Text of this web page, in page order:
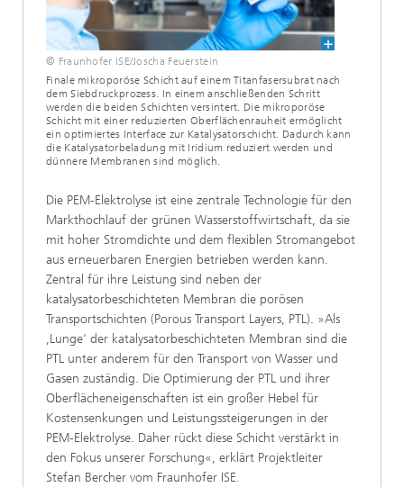
© Fraunhofer ISE/Joscha Feuerstein
Finale mikroporöse Schicht auf einem Titanfasersubrat nach
dem Siebdruckprozess. In einem anschließenden Schritt
werden die beiden Schichten versintert. Die mikroporöse
Schicht mit einer reduzierten Oberflächenrauheit ermöglicht
ein optimiertes Interface zur Katalysatorschicht. Dadurch kann
die Katalysatorbeladung mit Iridium reduziert werden und
dünnere Membranen sind möglich.
Die PEM-Elektrolyse ist eine zentrale Technologie für den
Markthochlauf der grünen Wasserstoffwirtschaft, da sie
mit hoher Stromdichte und dem flexiblen Stromangebot
aus erneuerbaren Energien betrieben werden kann.
Zentral für ihre Leistung sind neben der
katalysatorbeschichteten Membran die porösen
Transportschichten (Porous Transport Layers, PTL). »Als
,Lunge‘ der katalysatorbeschichteten Membran sind die
PTL unter anderem für den Transport von Wasser und
Gasen zuständig. Die Optimierung der PTL und ihrer
Oberflächeneigenschaften ist ein großer Hebel für
Kostensenkungen und Leistungssteigerungen in der
PEM-Elektrolyse. Daher rückt diese Schicht verstärkt in
den Fokus unserer Forschung«, erklärt Projektleiter
Stefan Bercher vom Fraunhofer ISE.